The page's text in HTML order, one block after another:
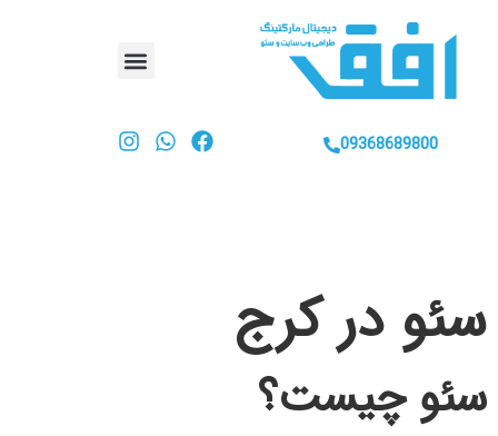
09368689800
سئو در کرج
سئو چیست؟